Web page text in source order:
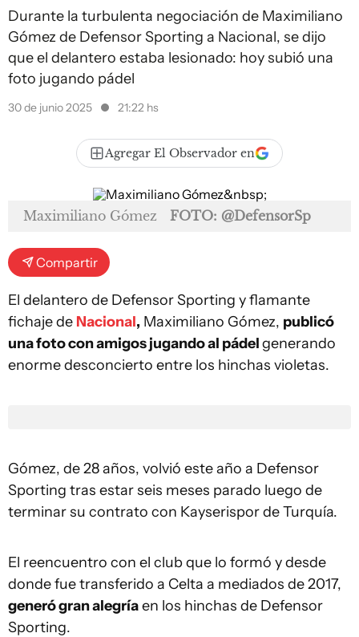
Durante la turbulenta negociación de Maximiliano
Gómez de Defensor Sporting a Nacional, se dijo
que el delantero estaba lesionado: hoy subió una
foto jugando pádel
30 de junio 2025 21:22 hs
Agregar El Observador en
Maximiliano Gómez FOTO: @DefensorSp
Compartir
El delantero de Defensor Sporting y flamante
fichaje de Nacional, Maximiliano Gómez, publicó
una foto con amigos jugando al pádelgenerando
enorme desconcierto entre los hinchas violetas.
Gómez, de 28 años, volvió este año a Defensor
Sporting tras estar seis meses parado luego de
terminar su contrato con Kayserispor de Turquía.
El reencuentro con el club que lo formó y desde
donde fue transferido a Celta a mediados de 2017,
generó gran alegríaen los hinchas de Defensor
Sporting.